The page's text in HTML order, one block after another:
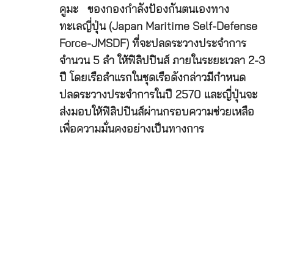
คูมะ ของกองกำลังป้องกันตนเองทาง
ทะเลญี่ปุ่น (Japan Maritime Self-Defense
Force-JMSDF) ที่จะปลดระวางประจำการ
จำนวน 5 ลำ ให้ฟิลิปปินส์ ภายในระยะเวลา 2-3
ปี โดยเรือลำแรกในชุดเรือดังกล่าวมีกำหนด
ปลดระวางประจำการในปี 2570 และญี่ปุ่นจะ
ส่งมอบให้ฟิลิปปินส์ผ่านกรอบความช่วยเหลือ
เพื่อความมั่นคงอย่างเป็นทางการ